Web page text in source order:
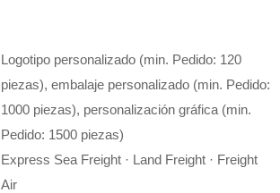
Logotipo personalizado (min. Pedido: 120
piezas), embalaje personalizado (min. Pedido:
1000 piezas), personalización gráfica (min.
Pedido: 1500 piezas)
Express Sea Freight · Land Freight · Freight
Air